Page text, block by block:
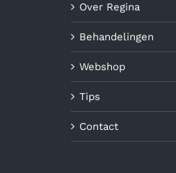
Over Regina
Behandelingen
Webshop
Tips
Contact